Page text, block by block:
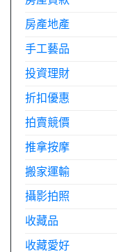
房產地產
手工藝品
投資理財
折扣優惠
拍賣競價
推拿按摩
搬家運輸
攝影拍照
收藏品
收藏愛好